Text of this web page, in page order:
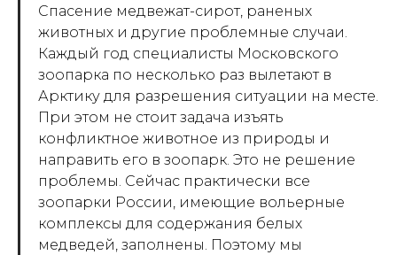
Спасение медвежат-сирот, раненых
животных и другие проблемные случаи.
Каждый год специалисты Московского
зоопарка по несколько раз вылетают в
Арктику для разрешения ситуации на месте.
При этом не стоит задача изъять
конфликтное животное из природы и
направить его в зоопарк. Это не решение
проблемы. Сейчас практически все
зоопарки России, имеющие вольерные
комплексы для содержания белых
медведей, заполнены. Поэтому мы